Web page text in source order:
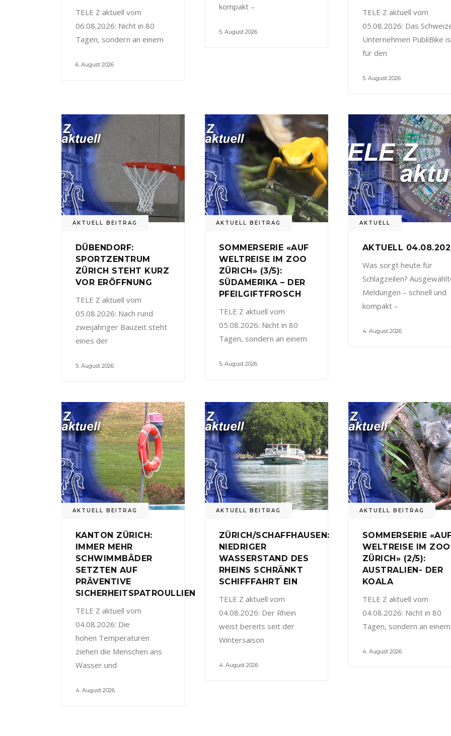
TELE Z aktuell vom
06.08.2026: Nicht in 80
Tagen, sondern an einem
6. August 2026
kompakt –
5. August 2026
TELE Z aktuell vom
05.08.2026: Das
Unternehmen PubliBike
für den
5. August 2026
AKTUELL BEITRAG
DÜBENDORF:
SPORTZENTRUM
ZÜRICH STEHT KURZ
VOR ERÖFFNUNG
TELE Z aktuell vom
05.08.2026: Nach rund
zweijähriger Bauzeit steht
eines der
5. August 2026
AKTUELL BEITRAG
SOMMERSERIE «AUF
WELTREISE IM ZOO
ZÜRICH» (3/5):
SÜDAMERIKA – DER
PFEILGIFTFROSCH
TELE Z aktuell vom
05.08.2026: Nicht in 80
Tagen, sondern an einem
5. August 2026
AKTUELL
AKTUELL
Was sorgt heute für
Schlagzeilen?
Meldungen – schnell und
kompakt –
4. August 2026
AKTUELL BEITRAG
KANTON ZÜRICH:
IMMER MEHR
SCHWIMMBÄDER
SETZTEN AUF
PRÄVENTIVE
SICHERHEITSPATROULLIEN
TELE Z aktuell vom
04.08.2026: Die
hohen Temperaturen
ziehen die Menschen ans
Wasser und
4. August 2026
AKTUELL BEITRAG
ZÜRICH/SCHAFFHAUSEN:
NIEDRIGER
WASSERSTAND DES
RHEINS SCHRÄNKT
SCHIFFFAHRT EIN
TELE Z aktuell vom
04.08.2026: Der Rhein
weist bereits seit der
Wintersaison
4. August 2026
AKTUELL BEITRAG
SOMMERSERIE
WELTREISE IM ZOO
ZÜRICH» (2/5):
AUSTRALIEN- DER
KOALA
TELE Z aktuell vom
04.08.2026: Nicht in 80
Tagen, sondern an einem
4. August 2026